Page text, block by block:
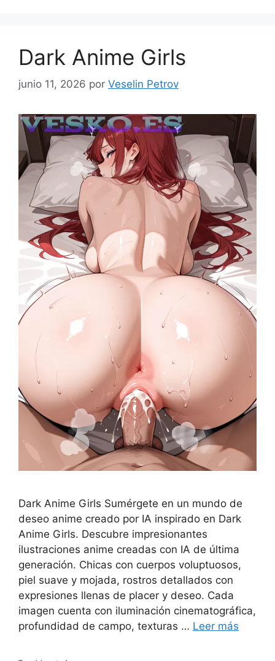
Dark Anime Girls
junio 11, 2026 por Veselin Petrov
Dark Anime Girls Sumérgete en un mundo de
deseo anime creado por IA inspirado en Dark
Anime Girls. Descubre impresionantes
ilustraciones anime creadas con IA de última
generación. Chicas con cuerpos voluptuosos,
piel suave y mojada, rostros detallados con
expresiones llenas de placer y deseo. Cada
imagen cuenta con iluminación cinematográfica,
profundidad de campo, texturas … Leer más